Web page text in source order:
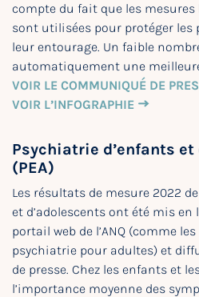
compte du fait que les
sont utilisées pour protéger les
leur entourage. Un faible
automatiquement une
VOIR LE COMMUNIQUÉ DE
VOIR L’INFOGRAPHIE
Psychiatrie d’enfants et
(PEA)
Les résultats de mesure 2022
et d’adolescents ont été mis en
portail web de l’ANQ (comme
psychiatrie pour adultes) et
de presse. Chez les enfants et
l’importance moyenne des